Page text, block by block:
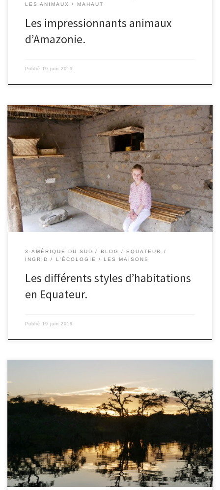
LES ANIMAUX
MAHAUT
Les impressionnants animaux
d’Amazonie.
Publié 19 juin 2019
Le 19/06/2019 – Ingrid. Elles sont très variées en fonction de si
c’est la ville où la campagne. Et surtout en Equateur, il existe
quatre grandes régions très différentes les unes des autres, et du
coup à chaque région il y a des maisons particulières. Les quatre
régions sont […]
3-AMÉRIQUE DU SUD BLOG
EQUATEUR
INGRID
L'ÉCOLOGIE LES MAISONS
Les différents styles d’habitations
en Equateur.
Publié 19 juin 2019
16/06/2019 – Nico. Je prends la suite du récit d’Ingrid en
Amazonie pour partager également mes impressions sur cette
belle expérience que nous vivons depuis maintenant 3 jours au
primaire équatorienne, déjà bien loin de la civilisation et pourtant,